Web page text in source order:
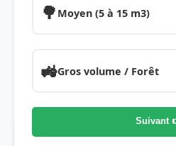
🌳 Moyen (5 à 15 m3)
🚜Gros volume / Forêt
Suivant